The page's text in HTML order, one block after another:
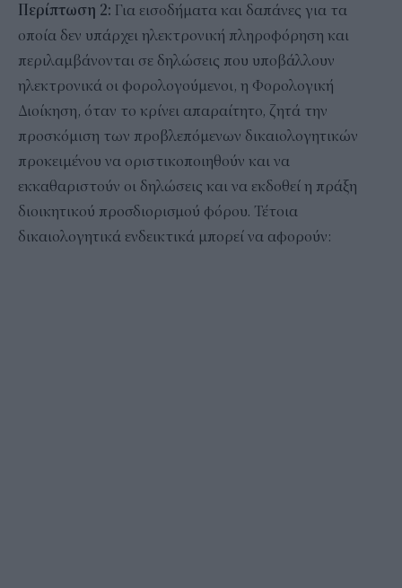
Περίπτωση 2: Για εισοδήματα και δαπάνες για τα
οποία δεν υπάρχει ηλεκτρονική πληροφόρηση και
περιλαμβάνονται σε δηλώσεις που υποβάλλουν
ηλεκτρονικά οι φορολογούμενοι, η Φορολογική
Διοίκηση, όταν το κρίνει απαραίτητο, ζητά την
προσκόμιση των προβλεπόμενων δικαιολογητικών
προκειμένου να οριστικοποιηθούν και να
εκκαθαριστούν οι δηλώσεις και να εκδοθεί η πράξη
διοικητικού προσδιορισμού φόρου. Τέτοια
δικαιολογητικά ενδεικτικά μπορεί να αφορούν: